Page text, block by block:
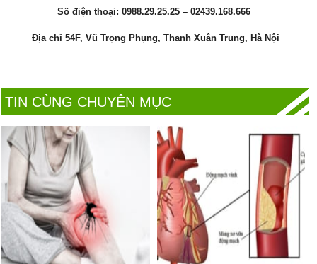
Số điện thoại: 0988.29.25.25 – 02439.168.666
Địa chỉ 54F, Vũ Trọng Phụng, Thanh Xuân Trung, Hà Nội
TIN CÙNG CHUYÊN MỤC